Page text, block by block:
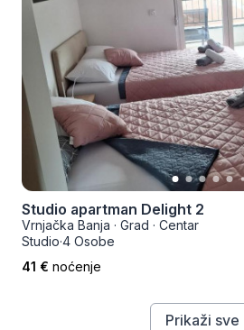
Studio apartman Delight 2
Vrnjačka Banja · Grad · Centar
Studio·4 Osobe
41 € noćenje
Prikaži sve